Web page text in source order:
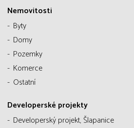
Nemovitosti
Byty
Domy
Pozemky
Komerce
Ostatní
Developerské projekty
Developerský projekt, Šlapanice